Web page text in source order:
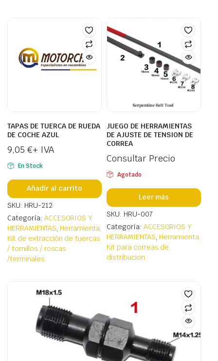
TAPAS DE TUERCA DE RUEDA
DE COCHE AZUL
9,05 €+ IVA
En Stock
Añadir al carrito
SKU: HRU-212
Categoría: ACCESORIOS Y
HERRAMIENTAS, Herramienta,
Kit de extracción de tuercas
/ tornillos / roscas
/terminales
JUEGO DE HERRAMIENTAS
DE AJUSTE DE TENSION DE
CORREA
Consultar Precio
Agotado
Leer más
SKU: HRU-007
Categoría: ACCESORIOS Y
HERRAMIENTAS, Herramienta,
Kit para correas de
distribucion